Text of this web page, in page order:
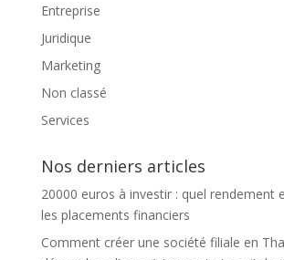
Entreprise
Juridique
Marketing
Non classé
Services
Nos derniers articles
20000 euros à investir : quel rendement
les placements financiers
Comment créer une société filiale en